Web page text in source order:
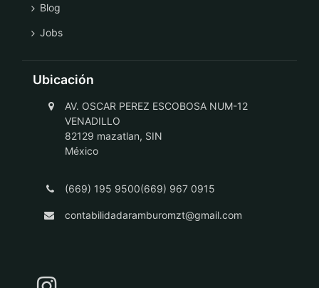
Blog
Jobs
Ubicación
AV. OSCAR PEREZ ESCOBOSA NUM-12
VENADILLO
82129 mazatlan, SIN
México
(669) 195 9500(669) 967 0915
contabilidadaramburomzt@gmail.com